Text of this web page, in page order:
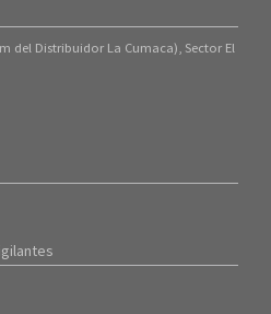
de Inscripción de Nuevos
(Nuevos Ingresos
Regulares en el Período
del Distribuidor La Cumaca), Sector El